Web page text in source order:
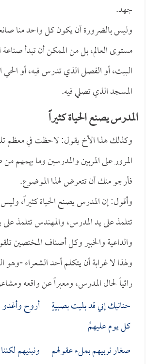
جهد.
وليس بالضرورة أن يكون كل واحد منا
مستوى العالم، بل من الممكن أن تبدأ
البيت، أو الفصل الذي تدرس فيه، أو
المسجد الذي تصلي فيه.
المدرس يصنع الحياة كثيراً
وكذلك هذا الأخ يقول: لاحظت في معظم
المرور على المربين والمدرسين وما يهمهم من
فأرجو منك أن تتعرض لهذا الموضوع.
وأقول: إن المدرس يصنع الحياة كثيراً،
تتلمذ على يد المدرس، والمهندس تتلمذ
والداعية والخبير وكل أصناف المختصين
ولهذا لا غرابة أن يتكلم أحد الشعراء -وهو
راثياً لحال المدرس، ومعبراً عن واقعه
حنانيك إني قد بليت بصبيةٍ أروح وأغدو
كل يوم عليهمُ
صغار نربيهم بملء عقولهم ونبنيهم لكننا